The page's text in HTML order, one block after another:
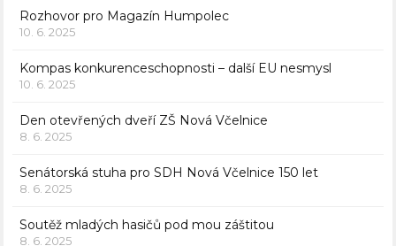
Rozhovor pro Magazín Humpolec
10. 6. 2025
Kompas konkurenceschopnosti – další EU nesmysl
10. 6. 2025
Den otevřených dveří ZŠ Nová Včelnice
8. 6. 2025
Senátorská stuha pro SDH Nová Včelnice 150 let
8. 6. 2025
Soutěž mladých hasičů pod mou záštitou
8. 6. 2025